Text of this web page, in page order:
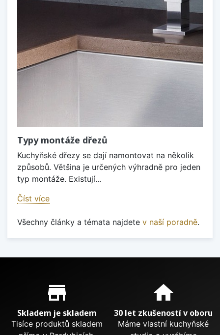
Typy montáže dřezů
Kuchyňské dřezy se dají namontovat na několik
způsobů. Většina je určených výhradně pro jeden
typ montáže. Existují...
Číst více
Všechny články a témata najdete v naší poradně.
Proč nakupovat u nás?
store_mall_directory
Skladem je skladem
Tisíce produktů skladem
home
30 let zkušeností v oboru
Máme vlastní kuchyňské